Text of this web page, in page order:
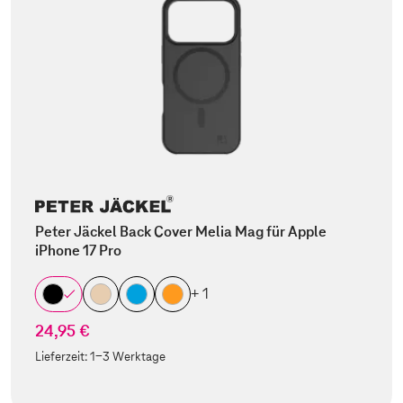
Peter Jäckel Back Cover Melia Mag für Apple
iPhone 17 Pro
+ 1
24,95 €
Lieferzeit:1-3 Werktage